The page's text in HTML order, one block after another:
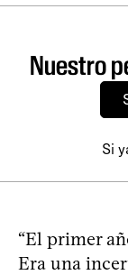
Nuestro
Si
“El primer
Era una